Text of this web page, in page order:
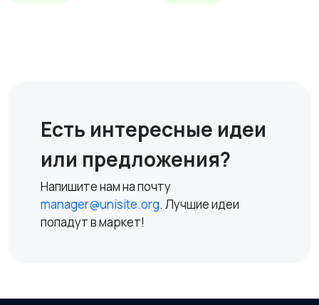
Есть интересные идеи
или предложения?
Напишите нам на почту
manager@unisite.org. Лучшие идеи
попадут в маркет!